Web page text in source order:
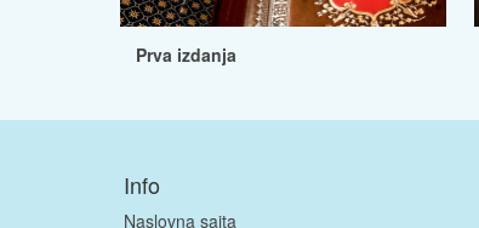
Prva izdanja
Info
Naslovna sajta